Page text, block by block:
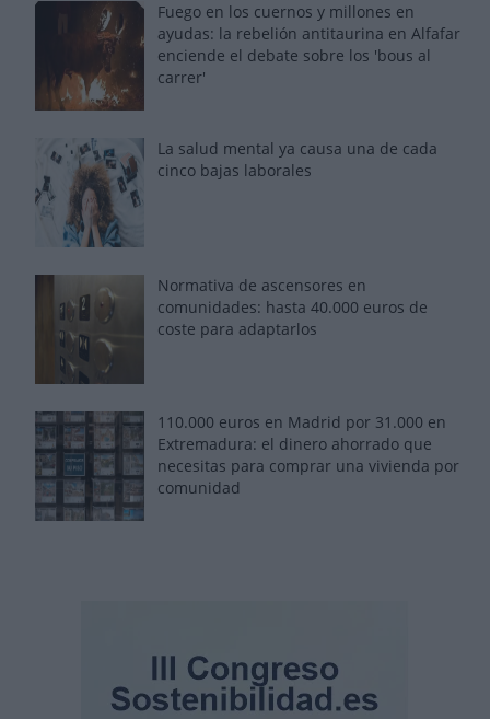
Fuego en los cuernos y millones en
ayudas: la rebelión antitaurina en Alfafar
enciende el debate sobre los 'bous al
carrer'
La salud mental ya causa una de cada
cinco bajas laborales
Normativa de ascensores en
comunidades: hasta 40.000 euros de
coste para adaptarlos
110.000 euros en Madrid por 31.000 en
Extremadura: el dinero ahorrado que
necesitas para comprar una vivienda por
comunidad